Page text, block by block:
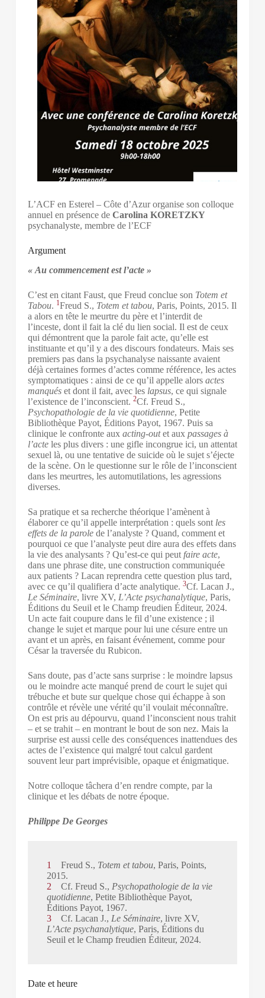
L’ACF en Esterel – Côte d’Azur organise son colloque
annuel en présence deCarolina KORETZKY
psychanalyste, membre de l’ECF
Argument
« Au commencement est l’acte »
C’est en citant Faust, que Freud conclue son Totem et
Tabou. 1Freud S., Totem et tabou, Paris, Points, 2015. Il
a alors en tête le meurtre du père et l’interdit de
l’inceste, dont il fait la clé du lien social. Il est de ceux
qui démontrent que la parole fait acte, qu’elle est
instituante et qu’il y a des discours fondateurs. Mais ses
premiers pas dans la psychanalyse naissante avaient
déjà certaines formes d’actes comme référence, les actes
symptomatiques : ainsi de ce qu’il appelle alors actes
manquéset dont il fait, avec les lapsus, ce qui signale
l’existence de l’inconscient. 2Cf. Freud S.,
Psychopathologie de la vie quotidienne, Petite
Bibliothèque Payot, Éditions Payot, 1967. Puis sa
clinique le confronte aux acting-outet aux passages à
l’acteles plus divers : une gifle incongrue ici, un attentat
sexuel là, ou une tentative de suicide où le sujet s’éjecte
de la scène. On le questionne sur le rôle de l’inconscient
dans les meurtres, les automutilations, les agressions
diverses.
Sa pratique et sa recherche théorique l’amènent à
élaborer ce qu’il appelle interprétation : quels sont les
effets de la parolede l’analyste ? Quand, comment et
pourquoi ce que l’analyste peut dire aura des effets dans
la vie des analysants ? Qu’est-ce qui peut faire acte,
dans une phrase dite, une construction communiquée
aux patients ? Lacan reprendra cette question plus tard,
avec ce qu’il qualifiera d’acte analytique. 3Cf. Lacan J.,
Le Séminaire, livre XV, L’Acte psychanalytique, Paris,
Éditions du Seuil et le Champ freudien Éditeur, 2024.
Un acte fait coupure dans le fil d’une existence ; il
change le sujet et marque pour lui une césure entre un
avant et un après, en faisant événement, comme pour
César la traversée du Rubicon.
Sans doute, pas d’acte sans surprise : le moindre lapsus
ou le moindre acte manqué prend de court le sujet qui
trébuche et bute sur quelque chose qui échappe à son
contrôle et révèle une vérité qu’il voulait méconnaître.
On est pris au dépourvu, quand l’inconscient nous trahit
– et se trahit – en montrant le bout de son nez. Mais la
surprise est aussi celle des conséquences inattendues des
actes de l’existence qui malgré tout calcul gardent
souvent leur part imprévisible, opaque et énigmatique.
Notre colloque tâchera d’en rendre compte, par la
clinique et les débats de notre époque.
Philippe De Georges
1 Freud S., Totem et tabou, Paris, Points,
2015.
2
Cf. Freud S., Psychopathologie de la vie
quotidienne, Petite Bibliothèque Payot,
Éditions Payot, 1967.
3
Cf. Lacan J., Le Séminaire, livre XV,
L’Acte psychanalytique, Paris, Éditions du
Seuil et le Champ freudien Éditeur, 2024.
Date et heure